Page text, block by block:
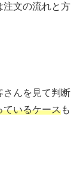
注文の流れと方
さんを見て判断
ているケースも